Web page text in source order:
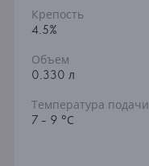
Крепость
4.5%
Объем
0.330 л
Температура подачи
7 - 9 °С